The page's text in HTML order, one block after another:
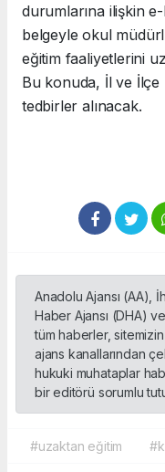
durumlarına ilişkin
belgeyle okul
eğitim faaliyetlerini
Bu konuda, İl ve
tedbirler alınacak.
Anadolu Ajansı (AA),
Haber Ajansı (DHA)
tüm haberler,
ajans kanallarından
hukuki muhataplar
bir editörü sorumlu
#uzaktan eğitim